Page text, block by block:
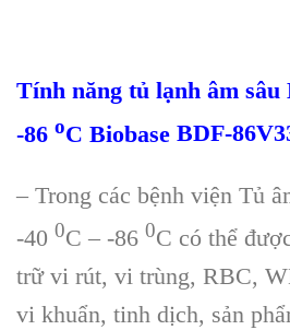
Tính năng tủ lạnh âm sâu
-86 oC Biobase BDF-86V
– Trong các bệnh viện Tủ
-40 0C – -86 0C có thể
trữ vi rút, vi trùng, RBC,
vi khuẩn, tinh dịch, sản